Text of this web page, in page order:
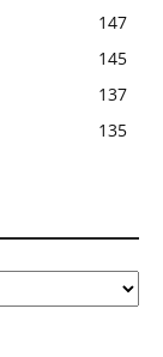
147
145
137
135